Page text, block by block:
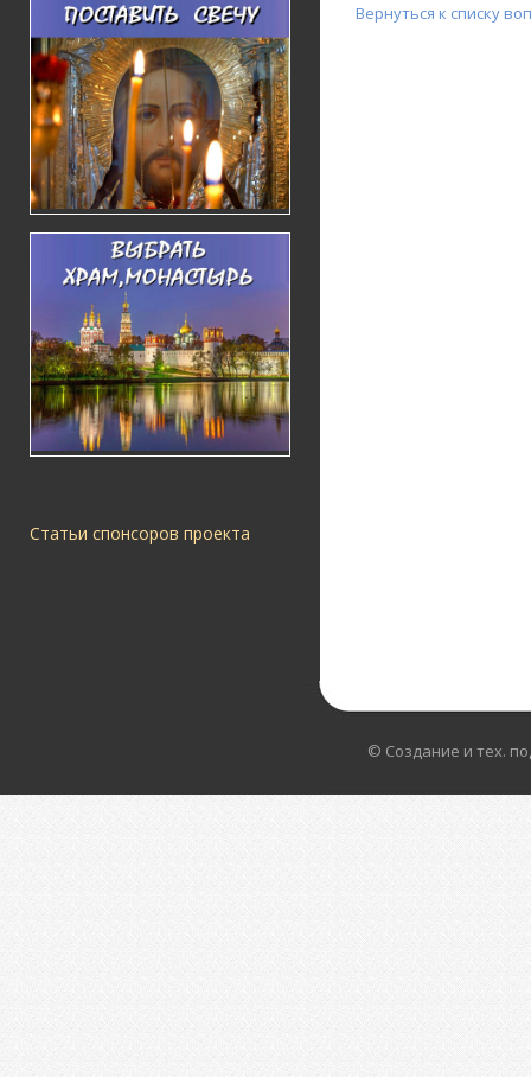
Статьи спонсоров проекта
Вернуться к списку
© Создание и тех.